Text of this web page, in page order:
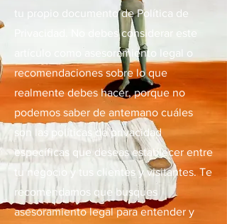
tu propio documento de Política de
Privacidad. No debes considerar este
artículo como asesoramiento legal o
recomendaciones sobre lo que
realmente debes hacer, porque no
podemos saber de antemano cuáles
son las políticas de privacidad
específicas que deseas establecer entre
tu negocio y tus clientes y visitantes. Te
recomendamos que busques
asesoramiento legal para entender y